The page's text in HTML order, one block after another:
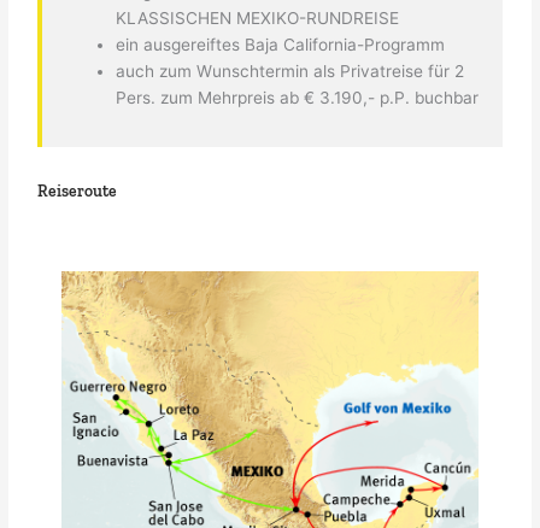
KLASSISCHEN MEXIKO-RUNDREISE
ein ausgereiftes Baja California-Programm
auch zum Wunschtermin als Privatreise für 2
Pers. zum Mehrpreis ab € 3.190,- p.P. buchbar
Reiseroute